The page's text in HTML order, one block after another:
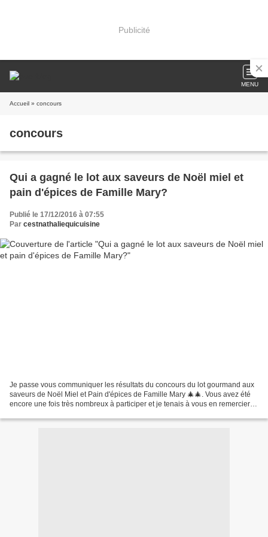
Publicité
MENU
Accueil » concours
concours
Qui a gagné le lot aux saveurs de Noël miel et
pain d'épices de Famille Mary?
Publié le 17/12/2016 à 07:55
Par cestnathaliequicuisine
Je passe vous communiquer les résultats du concours du lot gourmand aux
saveurs de Noël Miel et Pain d'épices de Famille Mary 🎄🎄. Vous avez été
encore une fois très nombreux à participer et je tenais à vous en remercier